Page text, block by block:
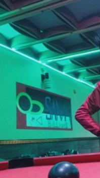
You're all
من تيك توك
04:13
.